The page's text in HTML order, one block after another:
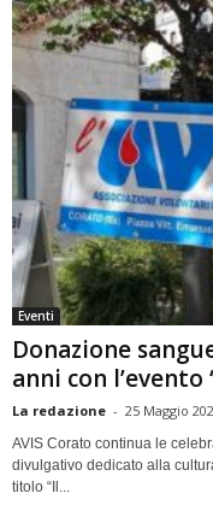
Eventi
Donazione
anni con l’evento
La redazione - 25 Maggio
AVIS Corato continua le
divulgativo dedicato alla
titolo “Il...